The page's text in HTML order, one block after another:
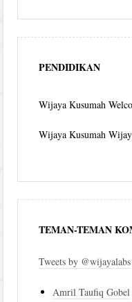
PENDIDIKAN
Wijaya Kusumah
Wijaya Kusumah
TEMAN-TEMAN
Tweets by @wijayalabs
Amril Taufiq Gobel